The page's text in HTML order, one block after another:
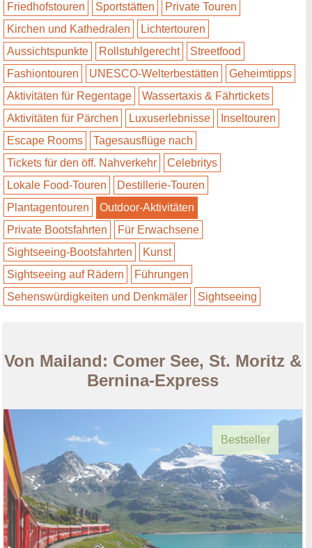
Friedhofstouren
Sportstätten
Private Touren
Kirchen und Kathedralen
Lichtertouren
Aussichtspunkte
Rollstuhlgerecht
Streetfood
Fashiontouren
UNESCO-Welterbestätten
Geheimtipps
Aktivitäten für Regentage
Wassertaxis & Fährtickets
Aktivitäten für Pärchen
Luxuserlebnisse
Inseltouren
Escape Rooms
Tagesausflüge nach
Tickets für den öff. Nahverkehr
Celebritys
Lokale Food-Touren
Destillerie-Touren
Plantagentouren
Outdoor-Aktivitäten
Private Bootsfahrten
Für Erwachsene
Sightseeing-Bootsfahrten
Kunst
Sightseeing auf Rädern
Führungen
Sehenswürdigkeiten und Denkmäler
Sightseeing
Von Mailand: Comer See, St. Moritz &
Bernina-Express
Bestseller